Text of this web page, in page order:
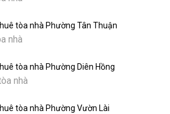
tòa nhà Phường Tân Thuận
nhà
tòa nhà Phường Diên Hồng
nhà
tòa nhà Phường Vườn Lài